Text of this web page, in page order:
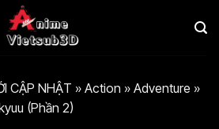
CẬP NHẬT » Action » Adventure »
(Phần 2)